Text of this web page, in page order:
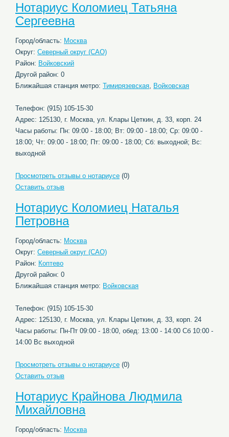
Нотариус Коломиец Татьяна
Сергеевна
Город/область: Москва
Округ: Северный округ (САО)
Район: Войковский
Другой район: 0
Ближайшая станция метро: Тимирязевская, Войковская
Телефон: (915) 105-15-30
Адрес: 125130, г. Москва, ул. Клары Цеткин, д. 33, корп. 24
Часы работы: Пн: 09:00 - 18:00; Вт: 09:00 - 18:00; Ср: 09:00 -
18:00; Чт: 09:00 - 18:00; Пт: 09:00 - 18:00; Сб: выходной; Вс:
выходной
Просмотреть отзывы о нотариусе (0)
Оставить отзыв
Нотариус Коломиец Наталья
Петровна
Город/область: Москва
Округ: Северный округ (САО)
Район: Коптево
Другой район: 0
Ближайшая станция метро: Войковская
Телефон: (915) 105-15-30
Адрес: 125130, г. Москва, ул. Клары Цеткин, д. 33, корп. 24
Часы работы: Пн-Пт 09:00 - 18:00, обед: 13:00 - 14:00 Сб 10:00 -
14:00 Вс выходной
Просмотреть отзывы о нотариусе (0)
Оставить отзыв
Нотариус Крайнова Людмила
Михайловна
Город/область: Москва